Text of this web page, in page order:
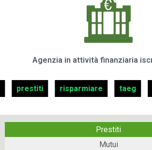
Agenzia in attività finanziaria
prestiti risparmiare
Mutui
Prestiti